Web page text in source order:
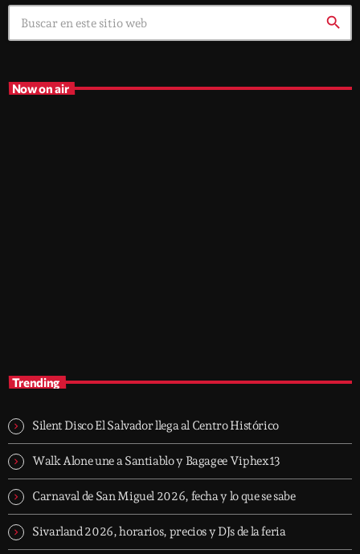
search
Now on air
Trending
Silent Disco El Salvador llega al Centro Histórico
Walk Alone une a Santiablo y Bagagee Viphex13
Carnaval de San Miguel 2026, fecha y lo que se sabe
Sivarland 2026, horarios, precios y DJs de la feria